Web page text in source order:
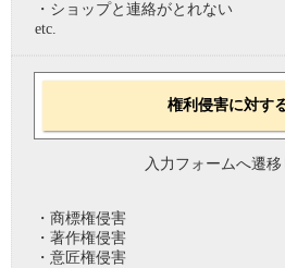
・ショップと連絡がとれない
etc.
権利侵害に対す
入力フォームへ遷移
・商標権侵害
・著作権侵害
・意匠権侵害